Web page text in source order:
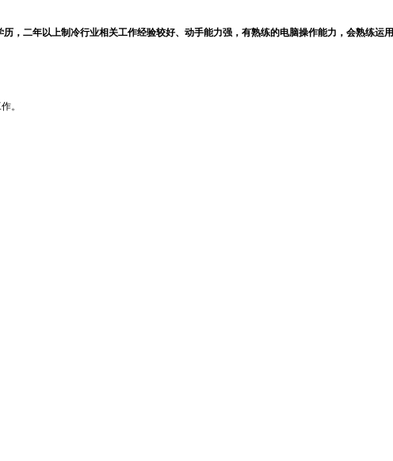
，二年以上制冷行业相关工作经验较好、动手能力强，有熟练的电脑操作能力，会熟练运用
。